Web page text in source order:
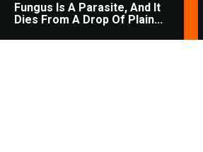
Fungus Is A Parasite, And It
Dies From A Drop Of Plain...